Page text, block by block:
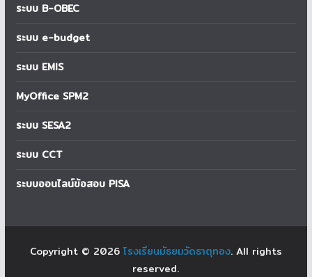
ระบบ B-OBEC
ระบบ e-budget
ระบบ EMIS
MyOffice SPM2
ระบบ SESA2
ระบบ CCT
ระบบออนไลน์ข้อสอบ PISA
Copyright © 2026 โรงเรียนมัธยมวัดธาตุทอง. All rights
reserved.